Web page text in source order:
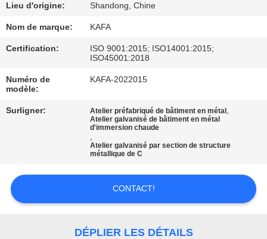
DE
NOUS
DE
L'USINE
CONTRÔLE
NOUS
CONTACTER
Lieu d'origine: Shandong, Chine
Nom de marque: KAFA
Certification:
ISO 9001:2015; ISO14001:2015;
ISO45001:2018
Numéro de
modèle:
KAFA-2022015
Surligner: Atelier préfabriqué de bâtiment en métal ,
Atelier galvanisé de bâtiment en métal
d'immersion chaude
,
Atelier galvanisé par section de structure
métallique de C
CONTACT!
DÉPLIER LES DÉTAILS